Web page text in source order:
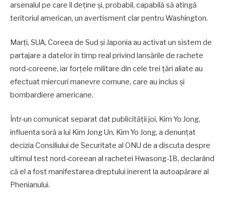
arsenalul pe care îl deţine şi, probabil, capabilă să atingă
teritoriul american, un avertisment clar pentru Washington.
Marţi, SUA, Coreea de Sud şi Japonia au activat un sistem de
partajare a datelor în timp real privind lansările de rachete
nord-coreene, iar forţele militare din cele trei ţări aliate au
efectuat miercuri manevre comune, care au inclus şi
bombardiere americane.
Într-un comunicat separat dat publicităţii joi, Kim Yo Jong,
influenta soră a lui Kim Jong Un, Kim Yo Jong, a denunţat
decizia Consiliului de Securitate al ONU de a discuta despre
ultimul test nord-coreean al rachetei Hwasong-18, declarând
că el a fost manifestarea dreptului inerent la autoapărare al
Phenianului.